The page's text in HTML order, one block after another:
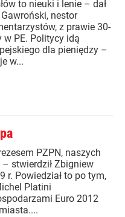
to nieuki i lenie – dał
nestor
z prawie 30-
PE. Politycy idą
dla pieniędzy –
w...
PZPN, naszych
– stwierdził Zbigniew
r. Powiedział to po tym,
Platini
Euro 2012